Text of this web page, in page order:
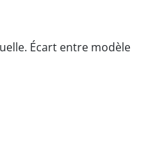
Écart entre modèle